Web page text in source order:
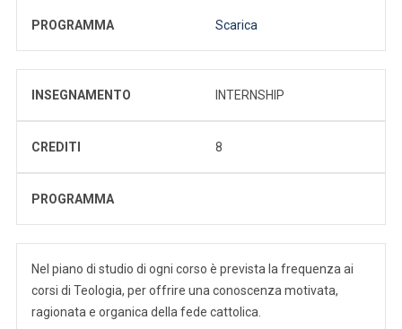
PROGRAMMA Scarica
INSEGNAMENTO INTERNSHIP
CREDITI 8
PROGRAMMA
Nel piano di studio di ogni corso è prevista la frequenza ai
corsi di Teologia, per offrire una conoscenza motivata,
ragionata e organica della fede cattolica.